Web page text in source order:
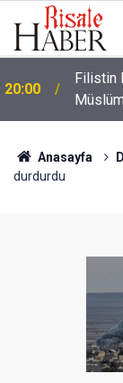
17:03
Anasayfa
durdurdu